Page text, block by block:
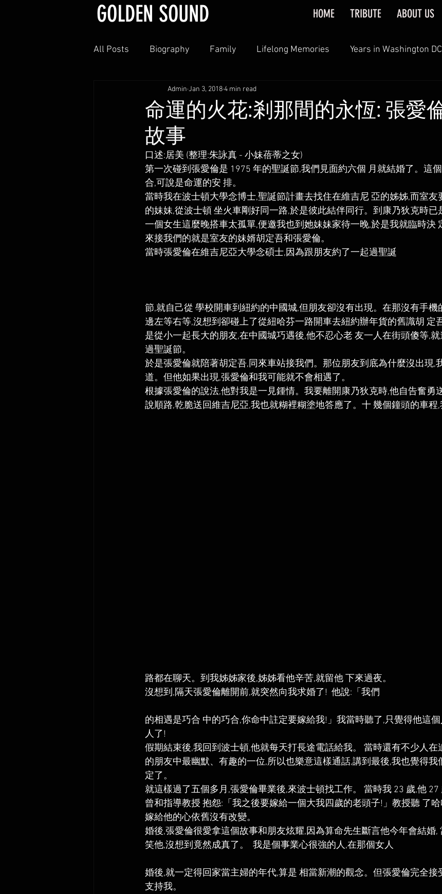
GOLDEN SOUND HOME TRIBUTE ABOUT US
All Posts Biography Family Lifelong Memories Years in Washington DC
Tributes From Schoolmates Younger Generation
命運的火花:剎那間的永恆: 張愛
故事
Admin Jan 3, 20184 min read
口述:居美 (整理:朱詠真 - 小妹蓓蒂之女)
第一次碰到張愛倫是 1975 年的聖誕節,我們見面約六個 月就結婚了。這
合,可說是命運的安 排。
當時我在波士頓大學念博士,聖誕節計畫去找住在維吉尼 亞的姊姊,而室友
的妹妹,從波士頓 坐火車剛好同一路,於是彼此結伴同行。到康乃狄克時已
一個女生這麼晚搭車太孤單,便邀我也到她妹妹家待一晚,於是我就臨時決
來接我們的就是室友的妹婿胡定吾和張愛倫。
當時張愛倫在維吉尼亞大學念碩士,因為跟朋友約了一起過聖誕
節,就自己從 學校開車到紐約的中國城,但朋友卻沒有出現。在那沒有手機
邊左等右等,沒想到卻碰上了從紐哈芬一路開車去紐約辦年貨的舊識胡 定
是從小一起長大的朋友,在中國城巧遇後,他不忍心老 友一人在街頭傻等,
過聖誕節。
於是張愛倫就陪著胡定吾,同來車站接我們。那位朋友到底為什麼沒出現,
道。但他如果出現,張愛倫和我可能就不會相遇了。
根據張愛倫的說法,他對我是一見鍾情。我要離開康乃狄克時,他自告奮勇
說順路,乾脆送回維吉尼亞,我也就糊裡糊塗地答應了。十 幾個鐘頭的車程,
路都在聊天。到我姊姊家後,姊姊看他辛苦,就留他 下來過夜。
沒想到,隔天張愛倫離開前,就突然向我求婚了!  他說:「我們
的相遇是巧合 中的巧合,你命中註定要嫁給我!」我當時聽了,只覺得他這
人了!
假期結束後,我回到波士頓,他就每天打長途電話給我。 當時還有不少人在
的朋友中最幽默、有趣的一位,所以也樂意這樣通話,講到最後,我也覺得
定了。
就這樣過了五個多月,張愛倫畢業後,來波士頓找工作。 當時我 23 歲,他 27
曾和指導教授 抱怨:「我之後要嫁給一個大我四歲的老頭子!」教授聽 了
嫁給他的心依舊沒有改變。
婚後,張愛倫很愛拿這個故事和朋友炫耀,因為算命先生斷言他今年會結婚,
笑他,沒想到竟然成真了。  我是個事業心很強的人,在那個女人
婚後,就一定得回家當主婦的年代,算是 相當新潮的觀念。但張愛倫完全接
支持我。